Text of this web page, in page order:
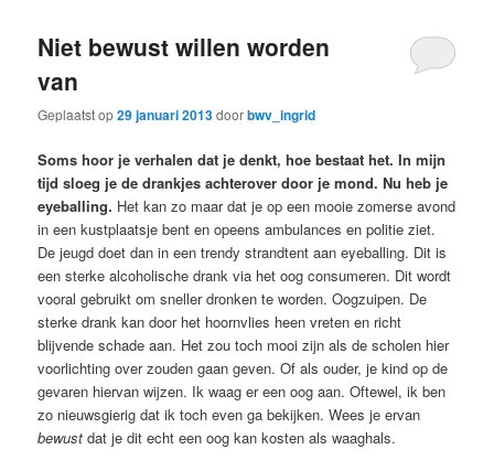
Niet bewust willen worden
van
Geplaatst op29 januari 2013doorbwv_ingrid
Soms hoor je verhalen dat je denkt, hoe bestaat het. In mijn
tijd sloeg je de drankjes achterover door je mond. Nu heb je
eyeballing. Het kan zo maar dat je op een mooie zomerse avond
in een kustplaatsje bent en opeens ambulances en politie ziet.
De jeugd doet dan in een trendy strandtent aan eyeballing. Dit is
een sterke alcoholische drank via het oog consumeren. Dit wordt
vooral gebruikt om sneller dronken te worden. Oogzuipen. De
sterke drank kan door het hoornvlies heen vreten en richt
blijvende schade aan. Het zou toch mooi zijn als de scholen hier
voorlichting over zouden gaan geven. Of als ouder, je kind op de
gevaren hiervan wijzen. Ik waag er een oog aan. Oftewel, ik ben
zo nieuwsgierig dat ik toch even ga bekijken. Wees je ervan
bewustdat je dit echt een oog kan kosten als waaghals.